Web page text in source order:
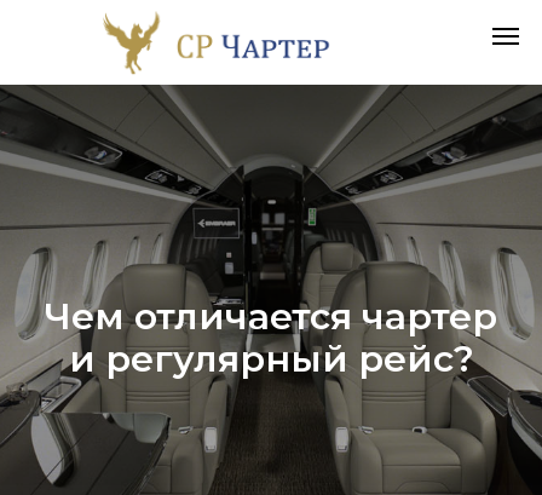
Чем отличается чартер
и регулярный рейс?